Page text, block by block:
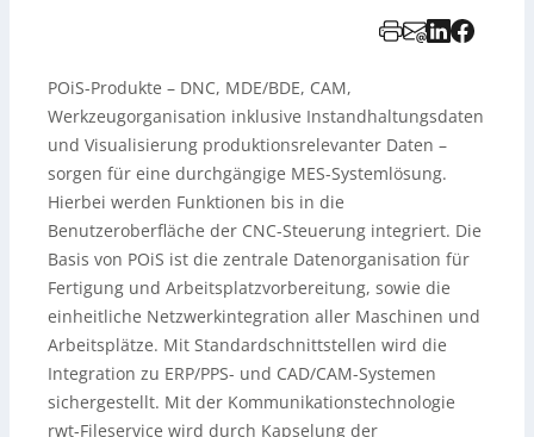
POiS-Produkte – DNC, MDE/BDE, CAM,
Werkzeugorganisation inklusive Instandhaltungsdaten
und Visualisierung produktionsrelevanter Daten –
sorgen für eine durchgängige MES-Systemlösung.
Hierbei werden Funktionen bis in die
Benutzeroberfläche der CNC-Steuerung integriert. Die
Basis von POiS ist die zentrale Datenorganisation für
Fertigung und Arbeitsplatzvorbereitung, sowie die
einheitliche Netzwerkintegration aller Maschinen und
Arbeitsplätze. Mit Standardschnittstellen wird die
Integration zu ERP/PPS- und CAD/CAM-Systemen
sichergestellt. Mit der Kommunikationstechnologie
rwt-Fileservice wird durch Kapselung der